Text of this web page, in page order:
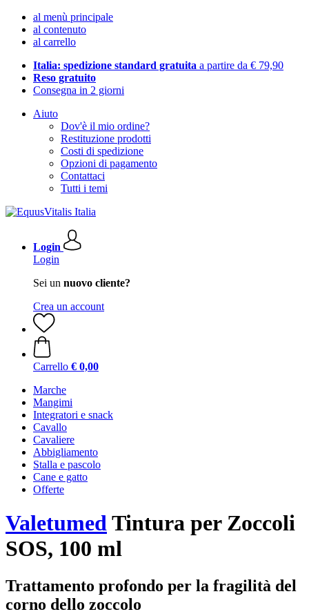
al menù principale
al contenuto
al carrello
Italia: spedizione standard gratuita a partire da € 79,90
Reso gratuito
Consegna in 2 giorni
Aiuto
Dov'è il mio ordine?
Restituzione prodotti
Costi di spedizione
Opzioni di pagamento
Contattaci
Tutti i temi
Login
Login
Sei un nuovo cliente?
Crea un account
Carrello € 0,00
Marche
Mangimi
Integratori e snack
Cavallo
Cavaliere
Abbigliamento
Stalla e pascolo
Cane e gatto
Offerte
ValetumedTintura per Zoccoli
SOS, 100 ml
Trattamento profondo per la fragilità del
corno dello zoccolo